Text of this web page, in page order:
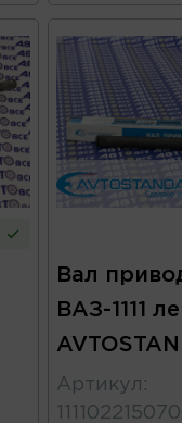
Вал
ВАЗ-1111
Артикул :